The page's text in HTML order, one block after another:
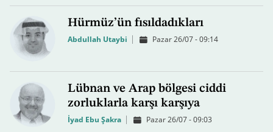
Hürmüz’ün fısıldadıkları
Abdullah Utaybi Pazar 26/07 - 09:14
Lübnan ve Arap bölgesi ciddi
zorluklarla karşı karşıya
İyad Ebu Şakra Pazar 26/07 - 09:03